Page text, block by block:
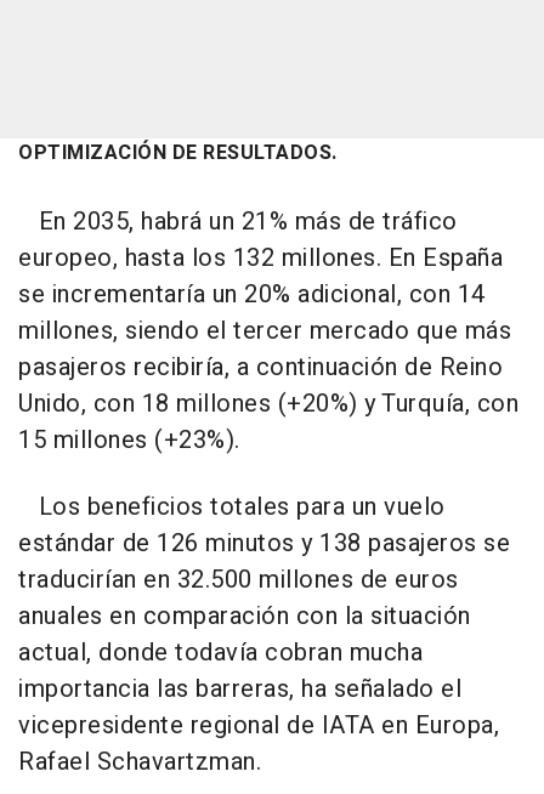
OPTIMIZACIÓN DE RESULTADOS.
En 2035, habrá un 21% más de tráfico
europeo, hasta los 132 millones. En España
se incrementaría un 20% adicional, con 14
millones, siendo el tercer mercado que más
pasajeros recibiría, a continuación de Reino
Unido, con 18 millones (+20%) y Turquía, con
15 millones (+23%).
Los beneficios totales para un vuelo
estándar de 126 minutos y 138 pasajeros se
traducirían en 32.500 millones de euros
anuales en comparación con la situación
actual, donde todavía cobran mucha
importancia las barreras, ha señalado el
vicepresidente regional de IATA en Europa,
Rafael Schavartzman.